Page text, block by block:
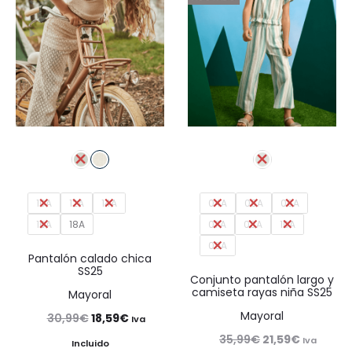
10A 12A
14A
16A
18A
Pantalón calado chica
SS25
Mayoral
30,99€El
precio
18,59€ElIva
Incluido
04A 05A
06A
07A
08A
10A
09A
Conjunto pantalón largo y
camiseta rayas niña SS25
Mayoral
35,99€ El
21,59€ El
Iva